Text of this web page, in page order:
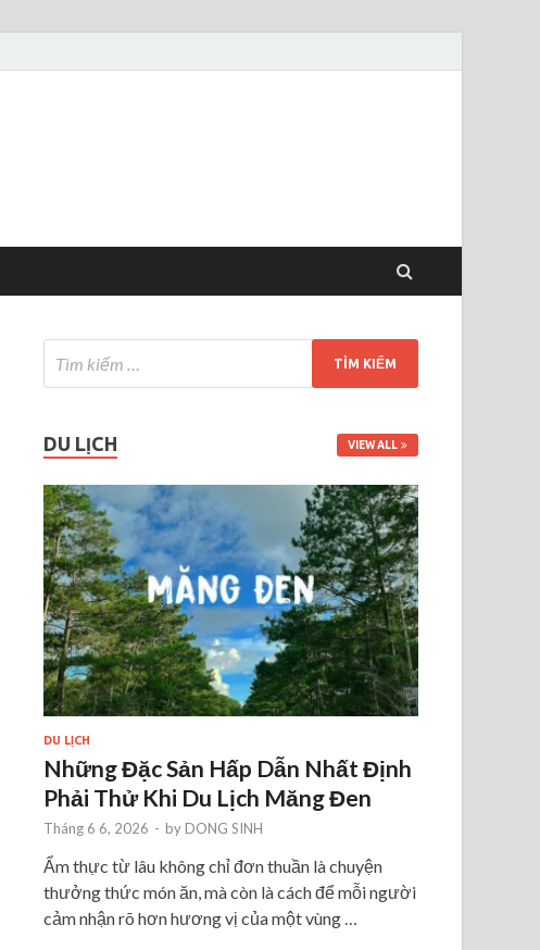
DU LỊCH VIEW ALL
DU LỊCH
Những Đặc Sản Hấp Dẫn Nhất Định
Phải Thử Khi Du Lịch Măng Đen
Tháng 6 6, 2026 - by DONG SINH
Ẩm thực từ lâu không chỉ đơn thuần là chuyện
thưởng thức món ăn, mà còn là cách để mỗi người
cảm nhận rõ hơn hương vị của một vùng …